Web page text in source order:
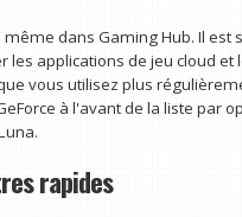
dans Gaming Hub. Il est
les applications de jeu cloud et
vous utilisez plus
à l'avant de la liste par
rapides